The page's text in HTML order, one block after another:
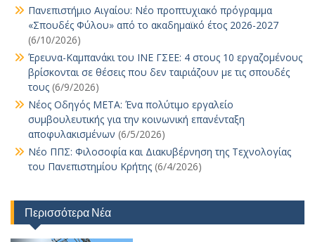
Πανεπιστήμιο Αιγαίου: Νέο προπτυχιακό πρόγραμμα
«Σπουδές Φύλου» από το ακαδημαϊκό έτος 2026-2027
(6/10/2026)
Έρευνα-Καμπανάκι του ΙΝΕ ΓΣΕΕ: 4 στους 10 εργαζομένους
βρίσκονται σε θέσεις που δεν ταιριάζουν με τις σπουδές
τους (6/9/2026)
Νέος Οδηγός ΜΕΤΑ: Ένα πολύτιμο εργαλείο
συμβουλευτικής για την κοινωνική επανένταξη
αποφυλακισμένων (6/5/2026)
Νέο ΠΠΣ: Φιλοσοφία και Διακυβέρνηση της Τεχνολογίας
του Πανεπιστημίου Κρήτης (6/4/2026)
Περισσότερα Νέα